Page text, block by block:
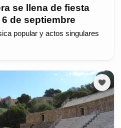
se llena de fiesta
de septiembre
popular y actos singulares